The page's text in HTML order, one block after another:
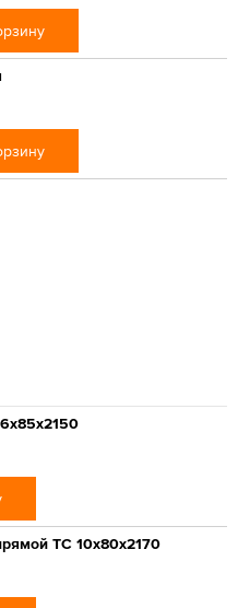
ТС 10x80x2170